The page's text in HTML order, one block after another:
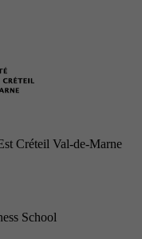
Créteil Val-de-Marne
School